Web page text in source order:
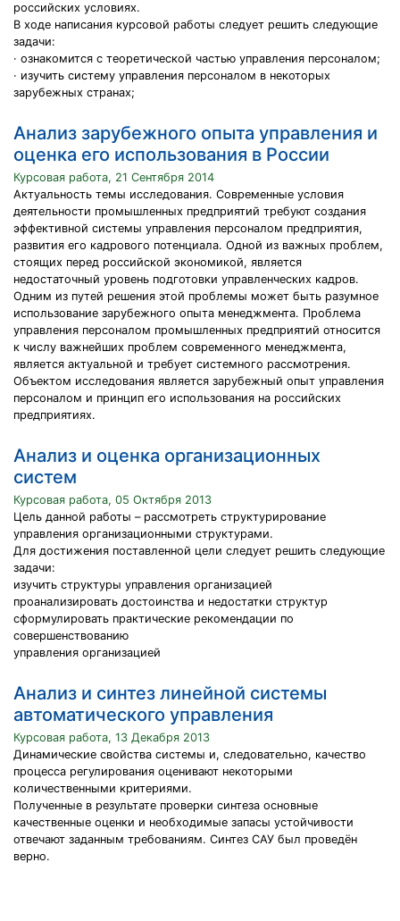
российских условиях.
В ходе написания курсовой работы следует решить следующие
задачи:
· ознакомится с теоретической частью управления персоналом;
· изучить систему управления персоналом в некоторых
зарубежных странах;
Анализ зарубежного опыта управления и
оценка его использования в России
Курсовая работа, 21 Сентября 2014
Актуальность темы исследования. Современные условия
деятельности промышленных предприятий требуют создания
эффективной системы управления персоналом предприятия,
развития его кадрового потенциала. Одной из важных проблем,
стоящих перед российской экономикой, является
недостаточный уровень подготовки управленческих кадров.
Одним из путей решения этой проблемы может быть разумное
использование зарубежного опыта менеджмента. Проблема
управления персоналом промышленных предприятий относится
к числу важнейших проблем современного менеджмента,
является актуальной и требует системного рассмотрения.
Объектом исследования является зарубежный опыт управления
персоналом и принцип его использования на российских
предприятиях.
Анализ и оценка организационных
систем
Курсовая работа, 05 Октября 2013
Цель данной работы – рассмотреть структурирование
управления организационными структурами.
Для достижения поставленной цели следует решить следующие
задачи:
изучить структуры управления организацией
проанализировать достоинства и недостатки структур
сформулировать практические рекомендации по
совершенствованию
управления организацией
Анализ и синтез линейной системы
автоматического управления
Курсовая работа, 13 Декабря 2013
Динамические свойства системы и, следовательно, качество
процесса регулирования оценивают некоторыми
количественными критериями.
Полученные в результате проверки синтеза основные
качественные оценки и необходимые запасы устойчивости
отвечают заданным требованиям. Синтез САУ был проведён
верно.